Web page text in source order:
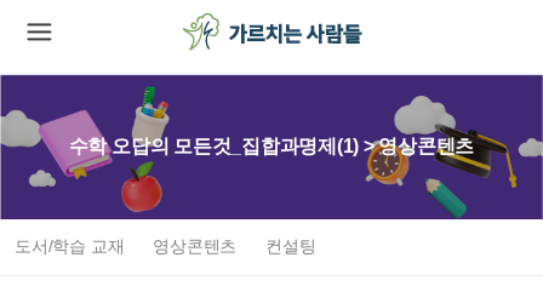
수학 오답의 모든것_집합과명제(1) > 영상콘텐츠
도서/학습 교재 영상콘텐츠 컨설팅